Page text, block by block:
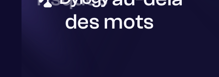
des mots